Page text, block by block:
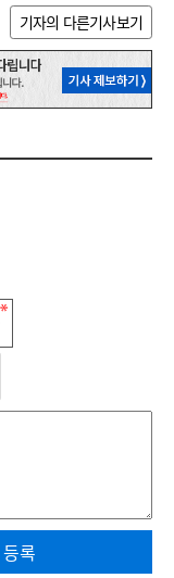
기자의 다른기사보기
등록